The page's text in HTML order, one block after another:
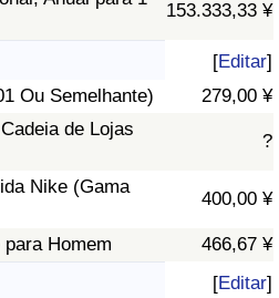
153.333,33 ¥
[Editar]
Ou Semelhante)
279,00 ¥
de Lojas
?
Nike (Gama
400,00 ¥
Homem 466,67 ¥
[Editar]